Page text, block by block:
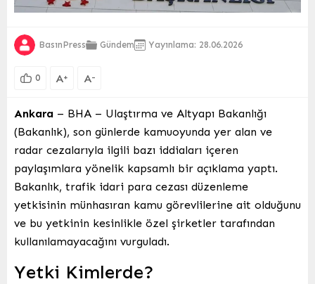
BasınPress Gündem Yayınlama: 28.06.2026
0 A+ A-
Ankara – BHA – Ulaştırma ve Altyapı Bakanlığı
(Bakanlık), son günlerde kamuoyunda yer alan ve
radar cezalarıyla ilgili bazı iddiaları içeren
paylaşımlara yönelik kapsamlı bir açıklama yaptı.
Bakanlık, trafik idari para cezası düzenleme
yetkisinin münhasıran kamu görevlilerine ait olduğunu
ve bu yetkinin kesinlikle özel şirketler tarafından
kullanılamayacağını vurguladı.
Yetki Kimlerde?